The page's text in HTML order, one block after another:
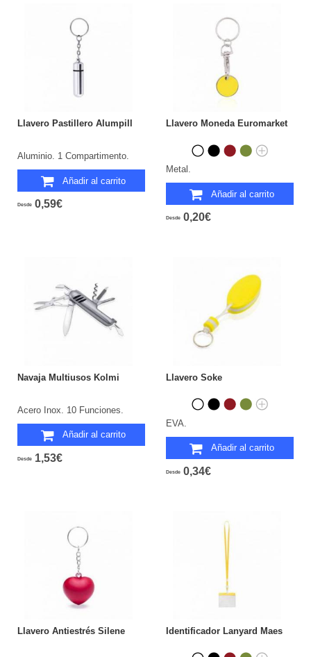
Llavero Pastillero Alumpill
Aluminio. 1 Compartimento.
Añadir al carrito
Desde 0,59€
Llavero Moneda Euromarket
Metal.
Añadir al carrito
Desde 0,20€
Navaja Multiusos Kolmi
Acero Inox. 10 Funciones.
Añadir al carrito
Desde 1,53€
Llavero Soke
EVA.
Añadir al carrito
Desde 0,34€
Llavero Antiestrés Silene Identificador Lanyard Maes